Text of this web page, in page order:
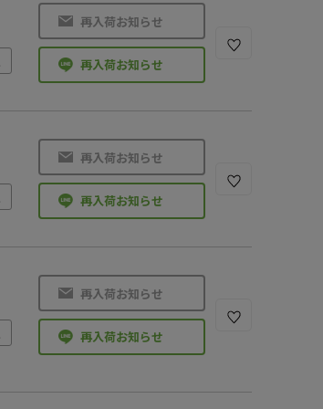
再入荷お知らせ
再入荷お知らせ
再入荷お知らせ
再入荷お知らせ
再入荷お知らせ
再入荷お知らせ